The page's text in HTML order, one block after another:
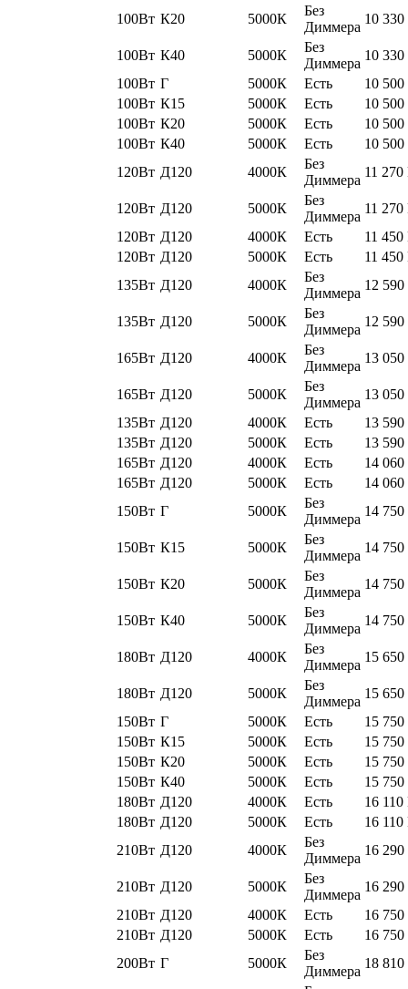
100Вт К20 5000К
Без
Диммера
10 330
100Вт К40 5000К
Без
Диммера
10 330
100Вт Г 5000К Есть
10 500
100Вт К15 5000К Есть
10 500
100Вт К20 5000К Есть
10 500
100Вт К40 5000К Есть
10 500
120Вт Д120 4000К
Без
Диммера
11 270
120Вт Д120 5000К
Без
Диммера
11 270
120Вт Д120 4000К Есть 11 450
120Вт Д120 5000К Есть 11 450
135Вт Д120 4000К
Без
Диммера
12 590
135Вт Д120 5000К
Без
Диммера
12 590
165Вт Д120 4000К
Без
Диммера
13 050
165Вт Д120 5000К
Без
Диммера
13 050
135Вт Д120 4000К Есть
13 590
135Вт Д120 5000К Есть
13 590
165Вт Д120 4000К Есть
14 060
165Вт Д120 5000К Есть
14 060
150Вт Г 5000К
Без
Диммера
14 750
150Вт К15 5000К
Без
Диммера
14 750
150Вт К20 5000К
Без
Диммера
14 750
150Вт К40 5000К
Без
Диммера
14 750
180Вт Д120 4000К
Без
Диммера
15 650
180Вт Д120 5000К
Без
Диммера
15 650
150Вт Г 5000К Есть
15 750
150Вт К15 5000К Есть
15 750
150Вт К20 5000К Есть
15 750
150Вт К40 5000К Есть
15 750
180Вт Д120 4000К Есть 16 110
180Вт Д120 5000К Есть 16 110
210Вт Д120 4000К
Без
Диммера
16 290
210Вт Д120 5000К
Без
Диммера
16 290
210Вт Д120 4000К Есть
16 750
210Вт Д120 5000К Есть
16 750
200Вт Г 5000К
Без
Диммера
18 810